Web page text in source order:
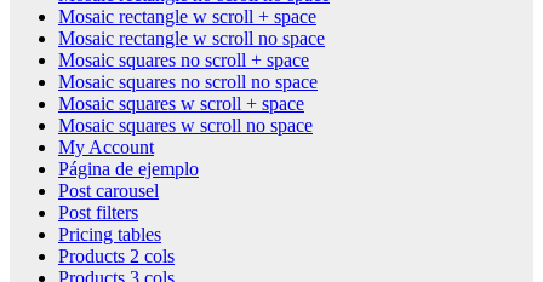
Mosaic rectangle w scroll + space
Mosaic rectangle w scroll no space
Mosaic squares no scroll + space
Mosaic squares no scroll no space
Mosaic squares w scroll + space
Mosaic squares w scroll no space
My Account
Página de ejemplo
Post carousel
Post filters
Pricing tables
Products 2 cols
Products 3 cols